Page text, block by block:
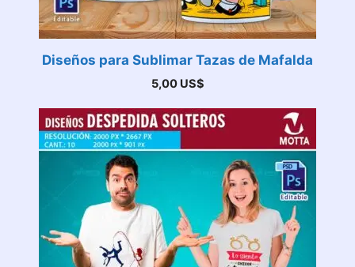
Diseños para Sublimar Tazas de Mafalda
5,00 US$